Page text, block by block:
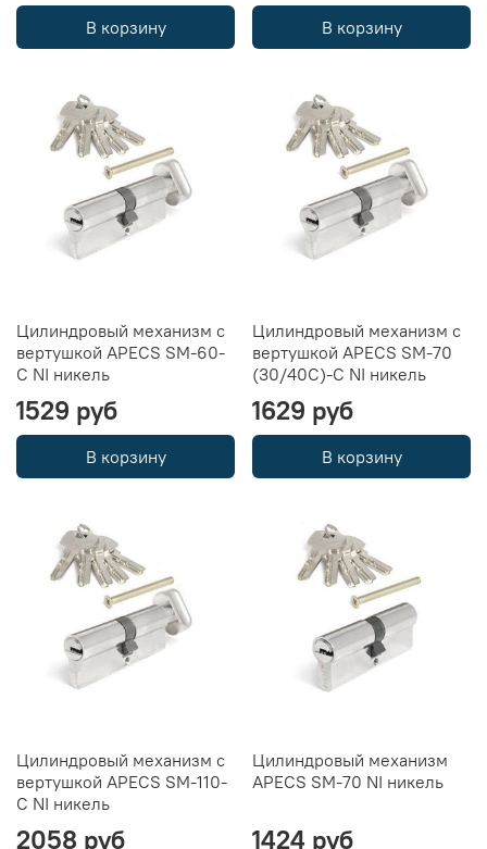
В корзину В корзину
Цилиндровый механизм с
вертушкой APECS SM-60-
C NI никель
1529 руб
В корзину
Цилиндровый механизм с
вертушкой APECS SM-70
(30/40C)-C NI никель
1629 руб
В корзину
Цилиндровый механизм с
вертушкой APECS SM-110-
C NI никель
2058 руб
Цилиндровый механизм
APECS SM-70 NI никель
1424 руб